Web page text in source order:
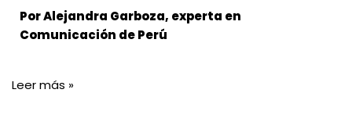
Por Alejandra Garboza, experta en
Comunicación de Perú
Leer más »